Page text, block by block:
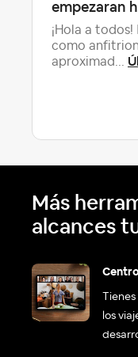
empezaran
¡Hola a todos!
como
aproximad...
Más
alcances
los